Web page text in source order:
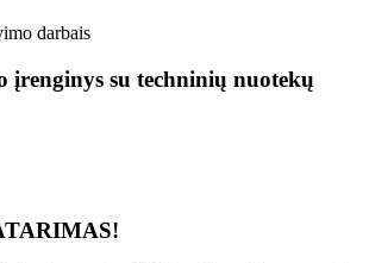
darbais
įrenginys su techninių nuotekų